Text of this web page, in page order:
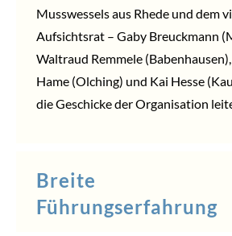
Musswessels aus Rhede und dem
Aufsichtsrat – Gaby Breuckmann
Waltraud Remmele
Hame (Olching) und Kai Hesse
die Geschicke der Organisation
Breite
Führungserfahrung